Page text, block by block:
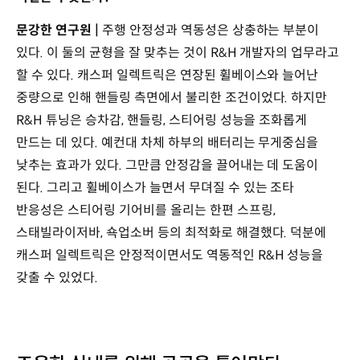
문강한 연구원 | 주행 안정성과 역동성은 상충하는 부분이
있다. 이 둘의 균형을 잘 맞추는 것이 R&H 개발자의 업무라고
할 수 있다. 캐스퍼 일렉트릭은 연장된 휠베이스와 늘어난
중량으로 인해 핸들링 측면에서 불리한 조건이었다. 하지만
R&H 튜닝은 승차감, 핸들링, 스티어링 성능을 조화롭게
만드는 데 있다. 예컨대 차체 하부의 배터리는 무게중심을
낮추는 효과가 있다. 그만큼 안정감을 끌어내는 데 도움이
된다. 그리고 휠베이스가 늘면서 무뎌질 수 있는 조타
반응성은 스티어링 기어비를 올리는 한편 스프링,
스태빌라이저바, 쇽업소버 등의 최적화로 해결했다. 덕분에
캐스퍼 일렉트릭은 안정적이면서도 역동적인 R&H 성능을
갖출 수 있었다.